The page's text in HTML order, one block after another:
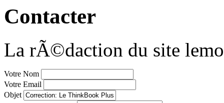
Contacter
La rÃ©daction du site
Votre Nom
Votre Email
Objet